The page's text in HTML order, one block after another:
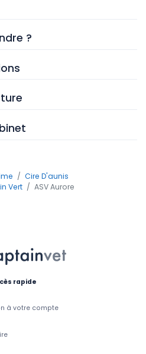
?
Cire D'aunis
Vert
ASV Aurore
rapide
à votre compte